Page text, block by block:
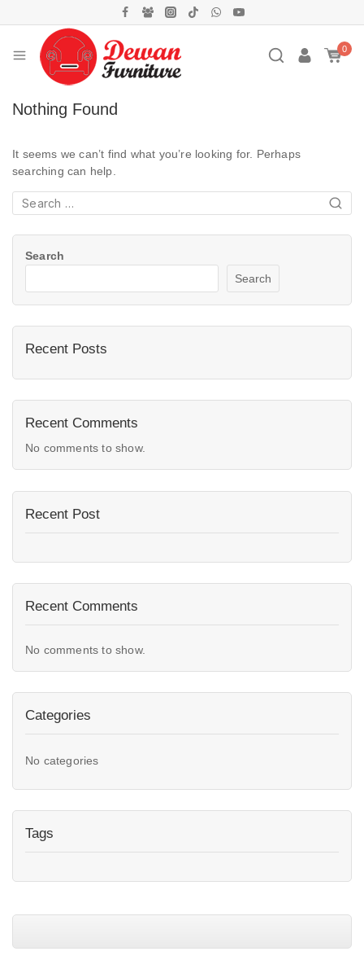
0
Nothing Found
It seems we can’t find what you’re looking for. Perhaps
searching can help.
Search
Search
Recent Posts
Recent Comments
No comments to show.
Recent Post
Recent Comments
No comments to show.
Categories
No categories
Tags